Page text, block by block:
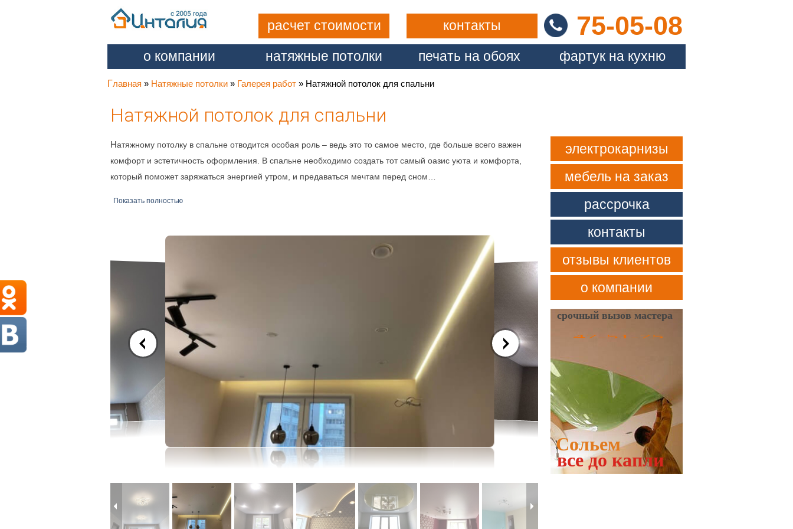
расчет стоимости контакты 75-05-08
о компании натяжные потолки печать на обоях фартук на кухню
Главная » Натяжные потолки » Галерея работ » Натяжной потолок для спальни
Натяжной потолок для спальни
Натяжному потолку в спальне отводится особая роль – ведь это то самое место, где больше всего важен
комфорт и эстетичность оформления. В спальне необходимо создать тот самый оазис уюта и комфорта,
который поможет заряжаться энергией утром, и предаваться мечтам перед сном…
Показать полностью
Скрыть меню
электрокарнизы
мебель на заказ
рассрочка
контакты
отзывы клиентов
о компании
все до капли
Сольем
47-51-75
срочный вызов мастера